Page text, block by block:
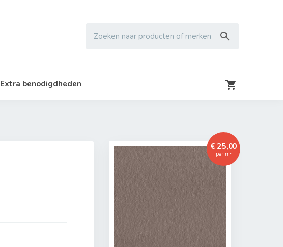

Zoeken naar producten of merken
Extra benodigdheden 
€ 25,00
per m²